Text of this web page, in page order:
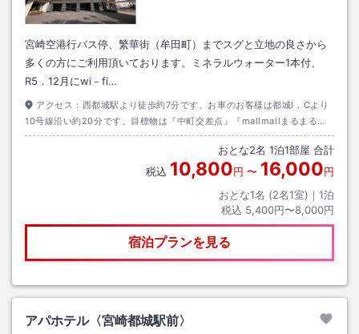
宮崎空港行バス停、繁華街（牟田町）までスグと立地の良さから
多くの方にご利用頂いております。ミネラルウォーター1本付、
R5．12月にwi－fi…
アクセス： 西都城駅より徒歩約7分です。お車のお客様は都城I．Cより
10号線沿い約20分です。目標物は『中町交差点』『mallmallまるまる』
です。宮崎空港発高速バスご利用のお客様は『中央通り3丁目』で降車下
おとな2名 1泊1部屋 合計
税込 10,800円 〜 16,000円
おとな1名 (2名1室)｜ 1泊
税込 5,400円〜8,000円
宿泊プランを見る
アパホテル〈宮崎都城駅前〉